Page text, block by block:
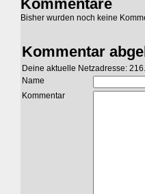
Kommentare
Bisher wurden noch keine
Kommentar
Deine aktuelle Netzadresse:
Name
Kommentar